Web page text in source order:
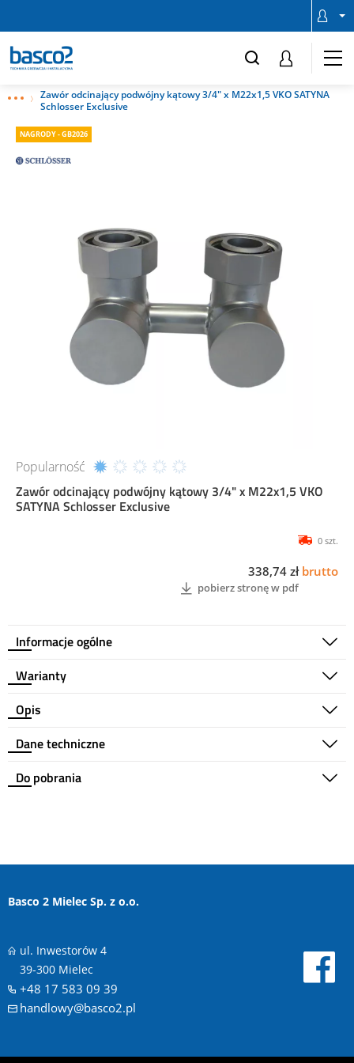
Zawór odcinający podwójny kątowy 3/4" x M22x1,5 VKO SATYNA
Schlosser Exclusive
Popularność
NAGRODY - GB2026
Zawór odcinający podwójny kątowy 3/4" x M22x1,5 VKO
SATYNA Schlosser Exclusive
Informacje ogólne
0 szt.
338,74 zł brutto
pobierz stronę w pdf
Warianty
Opis
Dane techniczne
Do pobrania
Basco 2 Mielec Sp. z o.o.
ul. Inwestorów 4
39-300 Mielec
+48 17 583 09 39
handlowy@basco2.pl